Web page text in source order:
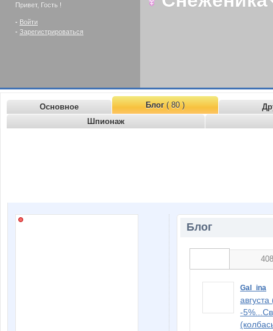
Привет, Гость !
- Войти
- Зарегистрироваться
Основное Блог( 80 )
Шпионаж
Блог
408
Gal_ina
-